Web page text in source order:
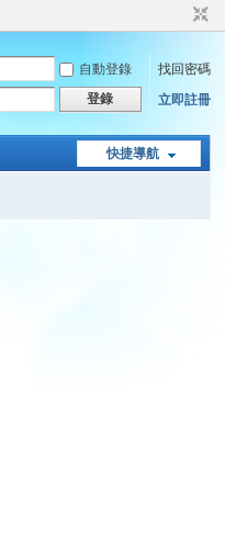
自動登錄
找回密碼
登錄 立即註冊
快捷導航